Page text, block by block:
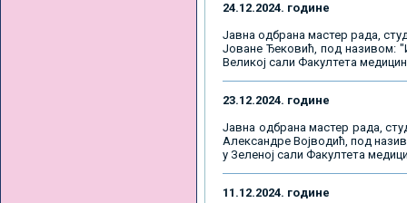
24.12.2024. године
Јавна одбрана мастер рада,
Јоване Ђековић, под називом:
Великој сали Факултетa
23.12.2024. године
Јавна одбрана мастер рада,
Александре Војводић, под
у Зеленој сали Факултетa
11.12.2024. године